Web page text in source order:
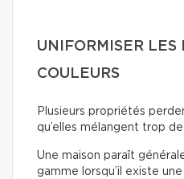
UNIFORMISER LES
COULEURS
Plusieurs propriétés
qu’elles mélangent trop
Une maison paraît
gamme lorsqu’il existe